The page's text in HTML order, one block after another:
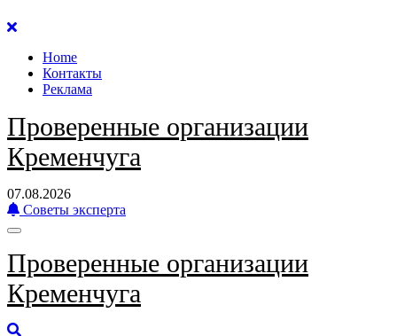
Перейти
содержанию
Home
Контакты
Реклама
Проверенные организации
Кременчуга
07.08.2026
Советы эксперта
Проверенные организации
Кременчуга